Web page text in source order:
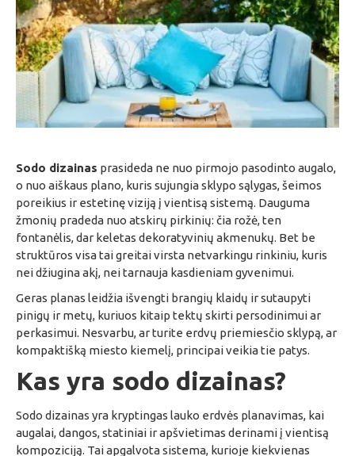
Sodo dizainas prasideda ne nuo pirmojo pasodinto augalo,
o nuo aiškaus plano, kuris sujungia sklypo sąlygas, šeimos
poreikius ir estetinę viziją į vientisą sistemą. Dauguma
žmonių pradeda nuo atskirų pirkinių: čia rožė, ten
fontanėlis, dar keletas dekoratyvinių akmenukų. Bet be
struktūros visa tai greitai virsta netvarkingu rinkiniu, kuris
nei džiugina akį, nei tarnauja kasdieniam gyvenimui.
Geras planas leidžia išvengti brangių klaidų ir sutaupyti
pinigų ir metų, kuriuos kitaip tektų skirti persodinimui ar
perkasimui. Nesvarbu, ar turite erdvų priemiesčio sklypą, ar
kompaktišką miesto kiemelį, principai veikia tie patys.
Kas yra sodo dizainas?
Sodo dizainas yra kryptingas lauko erdvės planavimas, kai
augalai, dangos, statiniai ir apšvietimas derinami į vientisą
kompoziciją. Tai apgalvota sistema, kurioje kiekvienas